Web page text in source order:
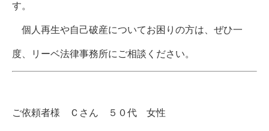
す。
個人再生や自己破産についてお困りの方は、ぜひ一
度、リーベ法律事務所にご相談ください。
ご依頼者様 Ｃさん ５０代 女性